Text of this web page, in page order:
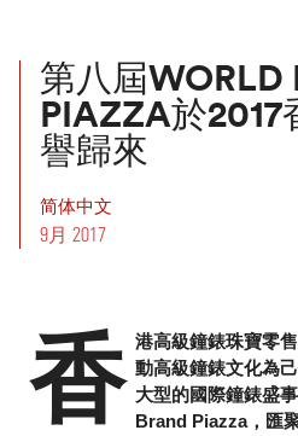
第八屆WORLD
PIAZZA於2017
譽歸來
简体中文
9月 2017
香 港高級鐘錶珠寶零
動高級鐘錶文化為
大型的國際鐘錶盛
Brand Piazza，匯